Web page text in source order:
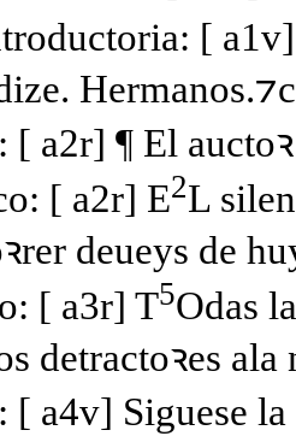
[
[ a2r] ¶ El
[ a2r] E2L
deueys de
[ a3r] T5Odas
detractoꝛes ala
[ a4v] Siguese